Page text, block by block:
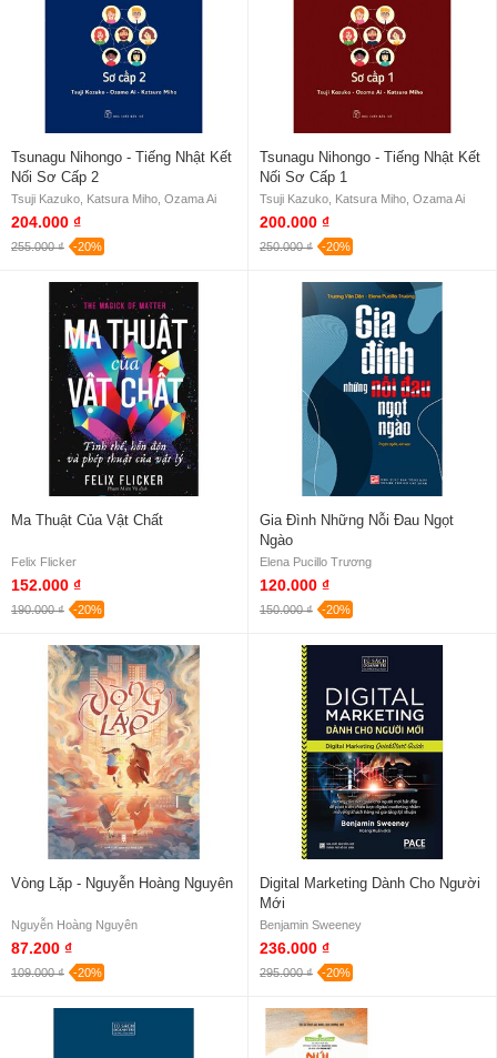
Tsunagu Nihongo - Tiếng Nhật Kết
Nối Sơ Cấp 2
Tsuji Kazuko, Katsura Miho, Ozama Ai
204.000 ₫
255.000 ₫ -20%
Tsunagu Nihongo - Tiếng Nhật Kết
Nối Sơ Cấp 1
Tsuji Kazuko, Katsura Miho, Ozama Ai
200.000 ₫
250.000 ₫ -20%
Ma Thuật Của Vật Chất
Felix Flicker
152.000 ₫
190.000 ₫ -20%
Gia Đình Những Nỗi Đau Ngọt
Ngào
Elena Pucillo Trương
120.000 ₫
150.000 ₫ -20%
Vòng Lặp - Nguyễn Hoàng Nguyên
Nguyễn Hoàng Nguyên
87.200 ₫
109.000 ₫ -20%
Digital Marketing Dành Cho Người
Mới
Benjamin Sweeney
236.000 ₫
295.000 ₫ -20%